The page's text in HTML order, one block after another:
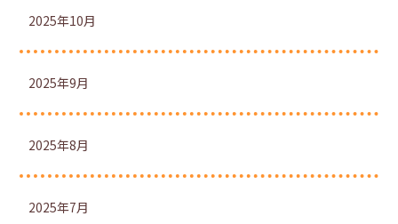
2025年10月
2025年9月
2025年8月
2025年7月